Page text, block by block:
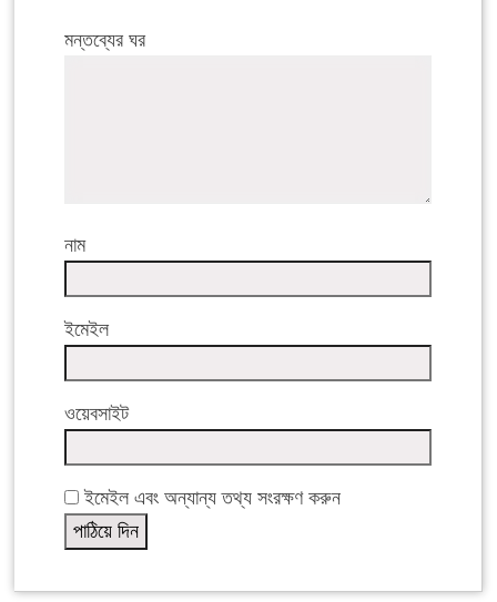
মন্তব্যের ঘর
নাম
ইমেইল
ওয়েবসাইট
ইমেইল এবং অন্যান্য তথ্য সংরক্ষণ করুন